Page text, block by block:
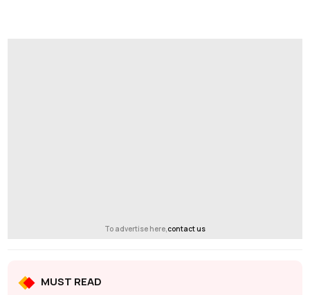
To advertise here,contact us
MUST READ